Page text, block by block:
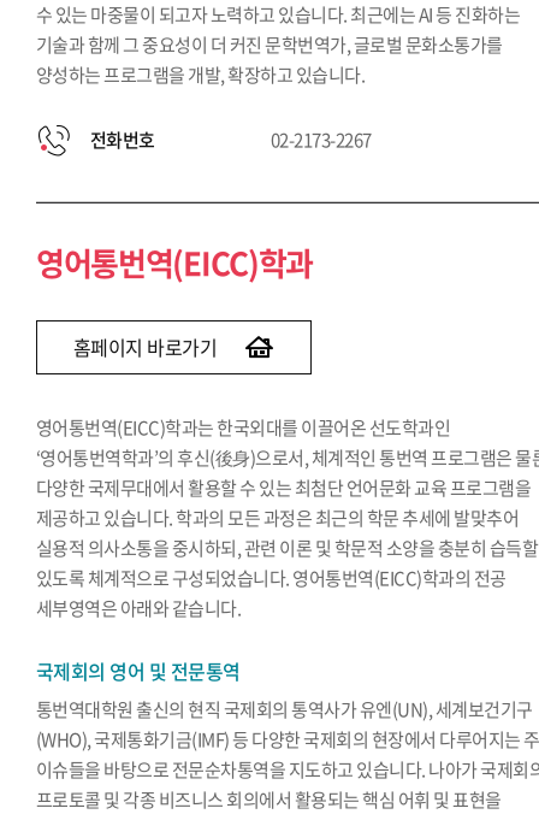
수 있는 마중물이 되고자 노력하고 있습니다. 최근에는 AI 등 진화하는
기술과 함께 그 중요성이 더 커진 문학번역가, 글로벌 문화소통가를
양성하는 프로그램을 개발, 확장하고 있습니다.
전화번호 02-2173-2267
영어통번역(EICC)학과
홈페이지 바로가기
영어통번역(EICC)학과는 한국외대를 이끌어온 선도학과인
‘영어통번역학과’의 후신(後身)으로서, 체계적인 통번역 프로그램은 물
다양한 국제무대에서 활용할 수 있는 최첨단 언어문화 교육 프로그램을
제공하고 있습니다. 학과의 모든 과정은 최근의 학문 추세에 발맞추어
실용적 의사소통을 중시하되, 관련 이론 및 학문적 소양을 충분히 습득
있도록 체계적으로 구성되었습니다. 영어통번역(EICC)학과의 전공
세부영역은 아래와 같습니다.
국제회의 영어 및 전문통역
통번역대학원 출신의 현직 국제회의 통역사가 유엔(UN), 세계보건기구
(WHO), 국제통화기금(IMF) 등 다양한 국제회의 현장에서 다루어지는
이슈들을 바탕으로 전문순차통역을 지도하고 있습니다. 나아가 국제회
프로토콜 및 각종 비즈니스 회의에서 활용되는 핵심 어휘 및 표현을